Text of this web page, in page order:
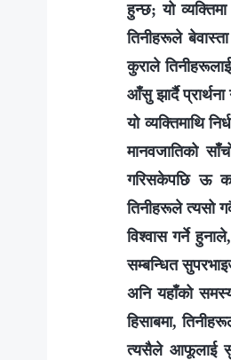
हुन्छ; यो
तिनीहरूले
कुराले
आँसु झार्दै
यो व्यक्तिमाथि
मानवजातिको
गरिसकेपछि ऊ
तिनीहरूले त्यसो
विश्‍वास गर्ने
सम्बन्धित
अनि यहाँको
हिसाबमा,
त्यसैले आफूलाई